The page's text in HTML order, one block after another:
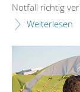
Notfall richtig
Weiterlesen